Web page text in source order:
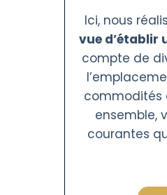
Ici, nous
vue d’établir
compte de
commodités
ensemble,
courantes